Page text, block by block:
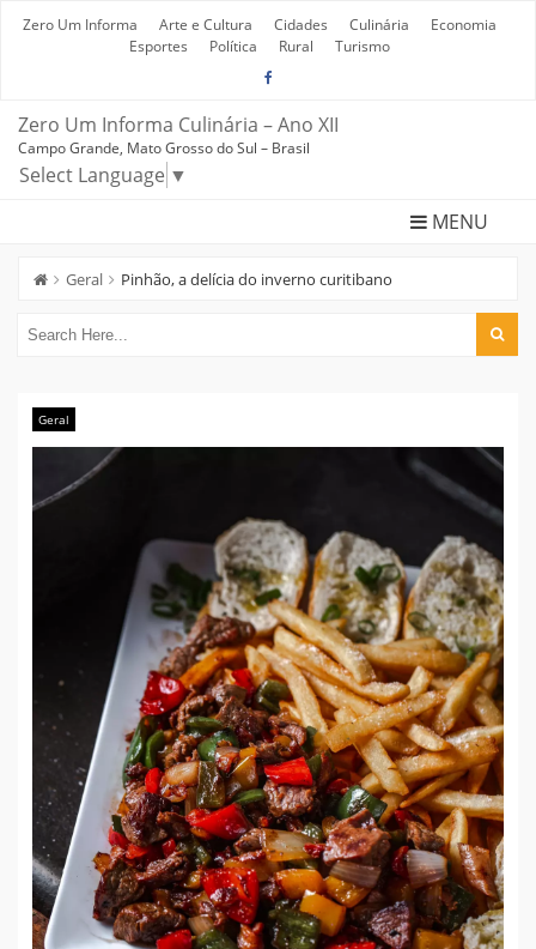
Zero Um Informa Arte e Cultura Cidades Culinária
Economia
Esportes
Política Rural Turismo
Zero Um Informa Culinária – Ano XII
Campo Grande, Mato Grosso do Sul – Brasil
Select Language ▼
MENU
Geral Pinhão, a delícia do inverno curitibano
Geral